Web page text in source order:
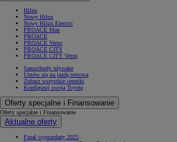
Hilux
Nowy Hilux
Nowy Hilux Electric
PROACE Max
PROACE
PROACE Verso
PROACE CITY
PROACE CITY Verso
Samochody używane
Umów się na jazdę testową
Zobacz wszystkie cenniki
Konfiguruj swoją Toyotę
Oferty specjalne i Finansowanie
Oferty specjalne i Finansowanie
Aktualne oferty
Finał wyprzedaży 2025